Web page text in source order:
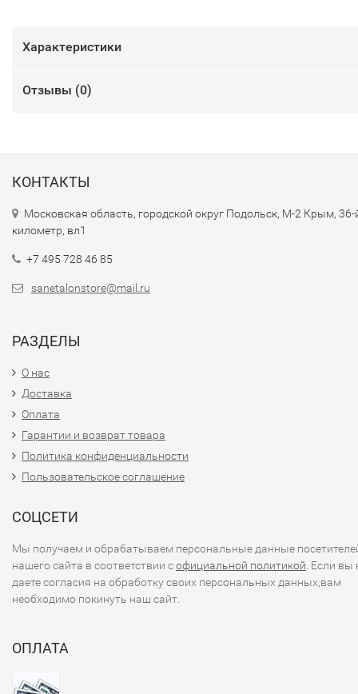
Характеристики
Отзывы (0)
КОНТАКТЫ
Московская область, городской округ Подольск, М-2 Крым, 36-
километр, вл1
+7 495 728 46 85
sanetalonstore@mail.ru
РАЗДЕЛЫ
О нас
Доставка
Оплата
Гарантии и возврат товара
Политика конфиденциальности
Пользовательское соглашение
СОЦСЕТИ
Мы получаем и обрабатываем персональные данные
нашего сайта в соответствии софициальной политикой . Если вы
даете согласия на обработку своих персональных данных,вам
необходимо покинуть наш сайт.
ОПЛАТА